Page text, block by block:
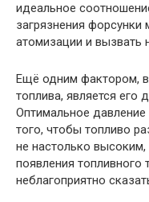
идеальное
загрязнения форсунки
атомизации и вызвать
Ещё одним фактором,
топлива, является его
Оптимальное
того, чтобы топливо
не настолько
появления
неблагоприятно